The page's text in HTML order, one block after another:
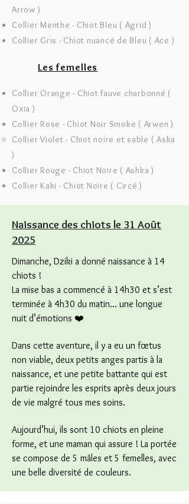
Arrow )
Collier Menthe - Chiot Bleu ( Agrid )
Collier Gris - Chiot nuancé de Bleu ( Ace )
Les femelles
Collier Orange - Chiot fauve charbonné (
Oxia )
Collier Rose - Chiot Noir Smoke ( Arwen )
Collier Violet - Chiot noire et sable ( Aska
)
Collier Rouge - Chiot Noire ( Ashka )
Collier Kaki - Chiot Noire ( Circé )
Naissance des chiots le 31 Août
2025
Dimanche, Dziki a donné naissance à 14
chiots !
La mise bas a commencé à 14h30 et s’est
terminée à 4h30 du matin… une longue
nuit d’émotions ❤️
Dans cette aventure, il y a eu un fœtus
non viable, deux petits anges partis à la
naissance, et une petite battante qui est
partie rejoindre les esprits après deux jours
de vie malgré tous mes soins.
Aujourd’hui, ils sont 10 chiots en pleine
forme, et une maman qui assure ! La portée
se compose de 5 mâles et 5 femelles, avec
une belle diversité de couleurs.